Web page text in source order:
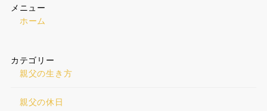
メニュー
ホーム
カテゴリー
親父の生き方
親父の休日